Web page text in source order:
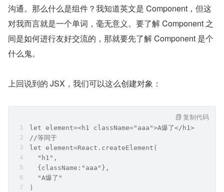
沟通。那么什么是组件？我知道英文是 Component，但这
对我而言就是一个单词，毫无意义。要了解 Component 之
间是如何进行友好交流的，那就要先了解 Component 是个
什么鬼。
上回说到的 JSX，我们可以这么创建对象：
let element=<h1 className="aaa">A爆了</h1>
//等同于
let element=React.createElement(
  "h1",
  {className:"aaa"},
  "A爆了"
)
复制代码